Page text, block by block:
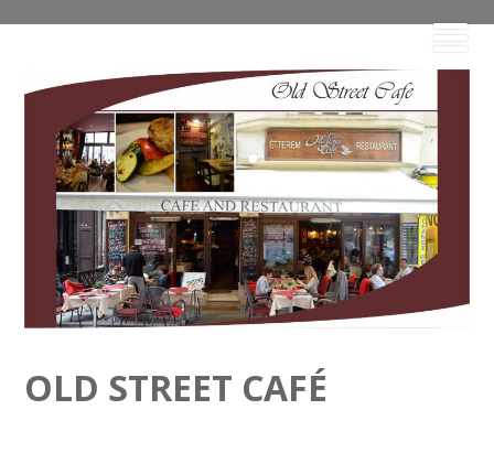
OLD STREET CAFÉ